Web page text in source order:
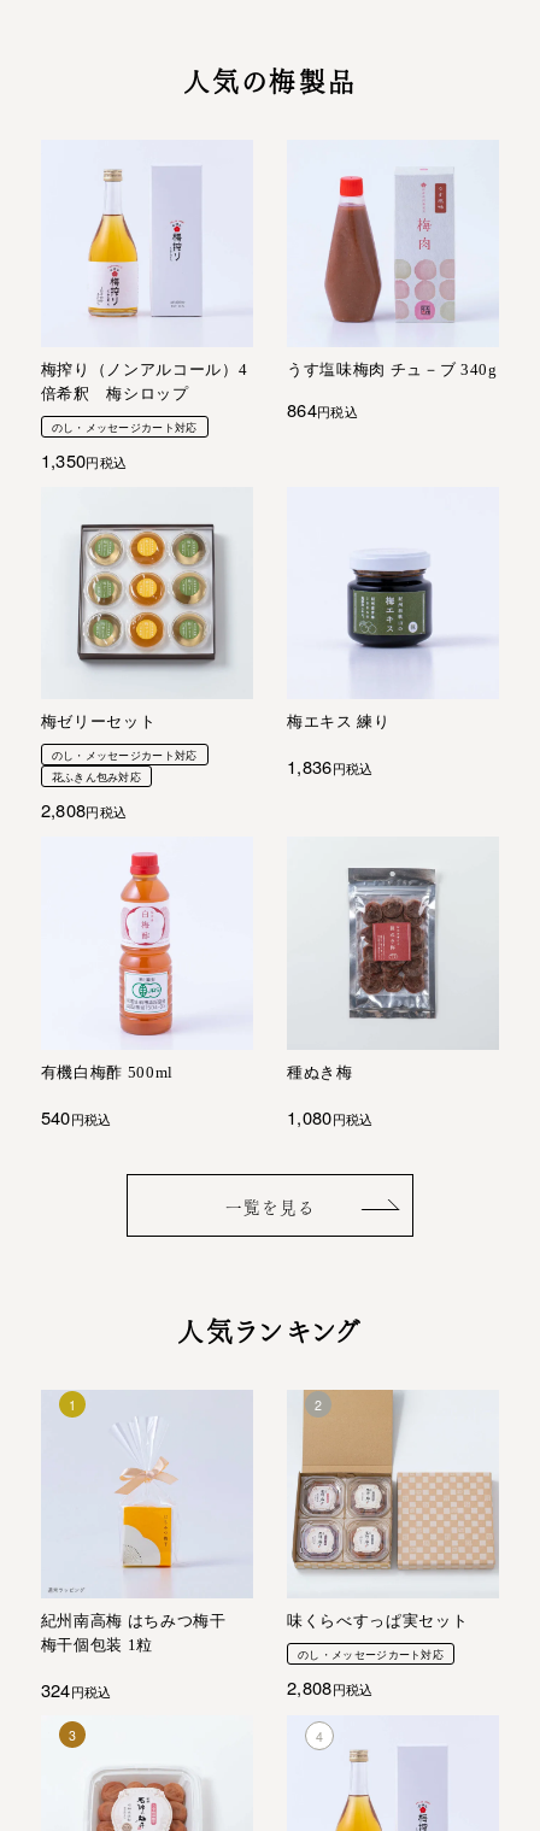
人気の梅製品
梅搾り（ノンアルコール）4
倍希釈 梅シロップ
のし・メッセージカート対応
1,350 税込
うす塩味梅肉 チュ－ブ 340g
864 税込
梅ゼリーセット
のし・メッセージカート対応
花ふきん包み対応
2,808 税込
梅エキス 練り
1,836 税込
有機白梅酢 500ml
540 税込
種ぬき梅
1,080 税込
一覧を見る
人気ランキング
紀州南高梅 はちみつ梅干
梅干個包装 1粒
324 税込
味くらべすっぱ実セット
のし・メッセージカート対応
2,808 税込